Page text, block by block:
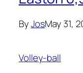
ByJosMay 31,
Volley-ball